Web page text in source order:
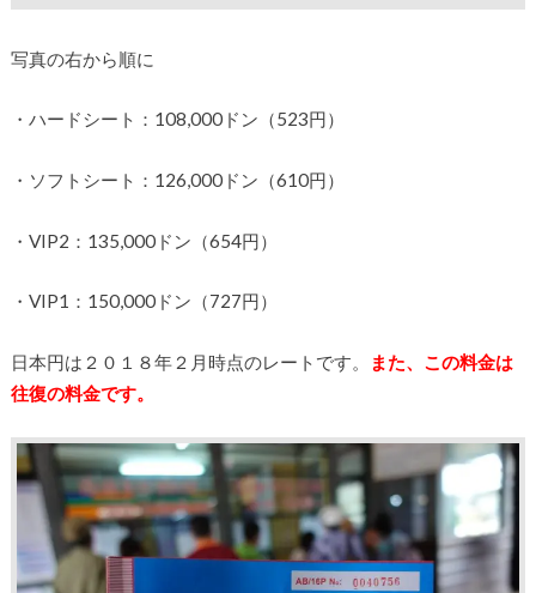
写真の右から順に
・ハードシート：108,000ドン（523円）
・ソフトシート：126,000ドン（610円）
・VIP2：135,000ドン（654円）
・VIP1：150,000ドン（727円）
日本円は２０１８年２月時点のレートです。
また、この料金は
往復の料金です。